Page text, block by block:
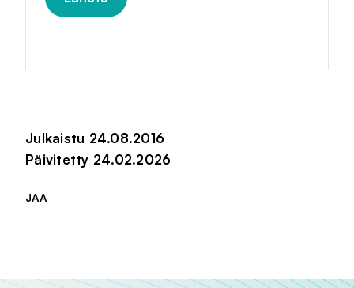
Julkaistu 24.08.2016
Päivitetty 24.02.2026
JAA